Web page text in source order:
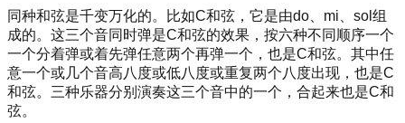
同种和弦是千变万化的。比如C和弦，它是由do、mi、sol组
成的。这三个音同时弹是C和弦的效果，按六种不同顺序一个
一个分着弹或着先弹任意两个再弹一个，也是C和弦。其中任
意一个或几个音高八度或低八度或重复两个八度出现，也是C
和弦。三种乐器分别演奏这三个音中的一个，合起来也是C和
弦。